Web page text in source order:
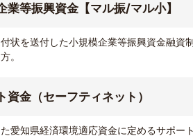
業等振興資金【マル振/マル小】
状を送付した小規模企業等振興資金融資
。
資金（セーフティネット）
愛知県経済環境適応資金に定めるサポー